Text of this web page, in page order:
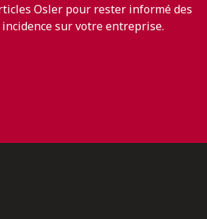
Osler pour rester informé des
sur votre entreprise.